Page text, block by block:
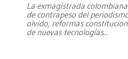
La exmagistrada
de contrapeso del
olvido, reformas
de nuevas tecnologías...